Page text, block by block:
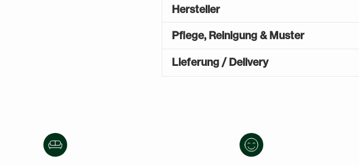
Hersteller
Pflege, Reinigung & Muster
Lieferung / Delivery